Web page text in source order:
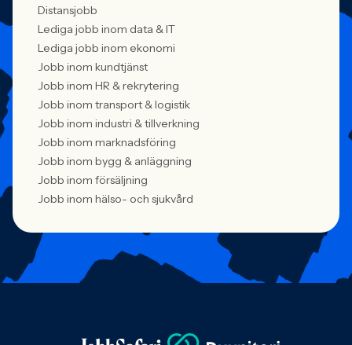
Distansjobb
Lediga jobb inom data & IT
Lediga jobb inom ekonomi
Jobb inom kundtjänst
Jobb inom HR & rekrytering
Jobb inom transport & logistik
Jobb inom industri & tillverkning
Jobb inom marknadsföring
Jobb inom bygg & anläggning
Jobb inom försäljning
Jobb inom hälso- och sjukvård